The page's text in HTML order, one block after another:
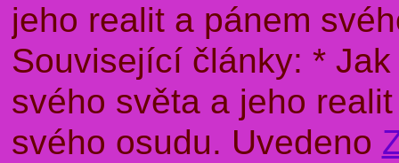
jeho realit a pánem
Související články: *
svého světa a jeho
svého osudu. Uvedeno